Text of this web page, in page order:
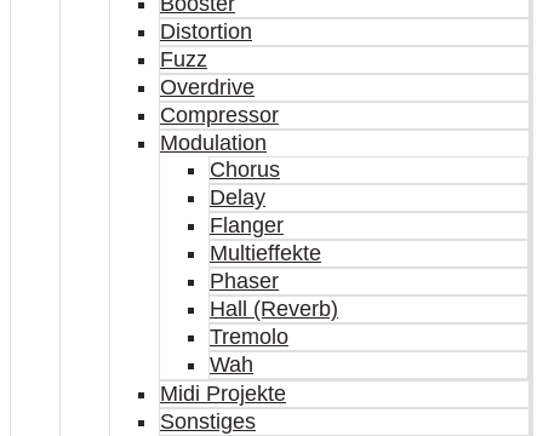
Distortion
Fuzz
Overdrive
Compressor
Modulation
Chorus
Delay
Flanger
Multieffekte
Phaser
Hall (Reverb)
Tremolo
Wah
Midi Projekte
Sonstiges